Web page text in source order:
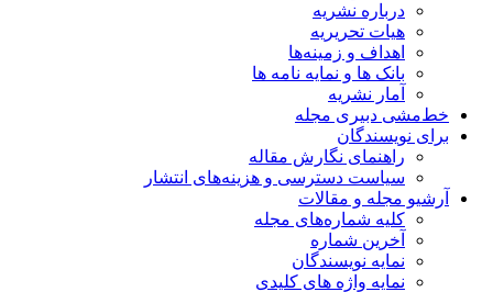
درباره نشریه
هیات تحریریه
اهداف و زمینه‌ها
بانک ها و نمایه نامه ها
آمار نشریه
خط‌مشی دبیری مجله
برای نویسندگان
راهنمای نگارش مقاله
سیاست دسترسی و هزینه‌های انتشار
آرشیو مجله و مقالات
کلیه شماره‌های مجله
آخرین شماره
نمایه نویسندگان
نمایه واژه های کلیدی